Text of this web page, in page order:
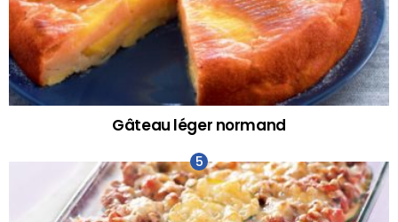
Gâteau léger normand